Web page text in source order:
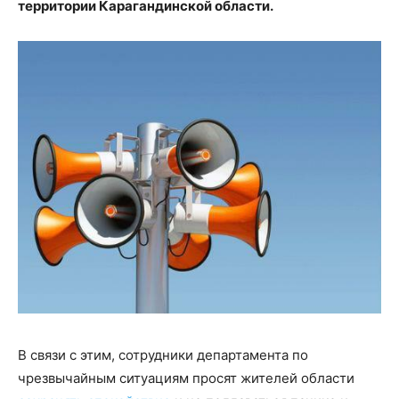
территории Карагандинской области.
В связи с этим, сотрудники департамента по
чрезвычайным ситуациям просят жителей области